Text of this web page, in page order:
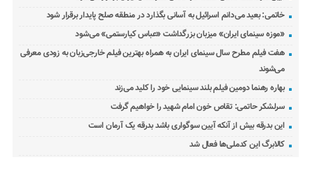
خاتمی: بعید می‌دانم اسرائیل به آسانی بگذارد در منطقه صلح پایدار برقرار شود
«موزه سینمای ایران» میزبان بزرگداشت «عباس کیارستمی» می‌شود
هفت فیلم مطرح سال سینمای ایران به همراه بهترین فیلم خارجی‌زبان به زودی معرفی
می‌شوند
بهاره رهنما دومین فیلم بلند سینمایی خود را کلید می‌زند
سرلشکر حاتمی: تقاص خون امام شهید را خواهیم گرفت
این بدرقه بیش از آنکه آیین سوگواری باشد بدرقه یک آرمان است
کالابرگ این کدملی‌ها فعال شد